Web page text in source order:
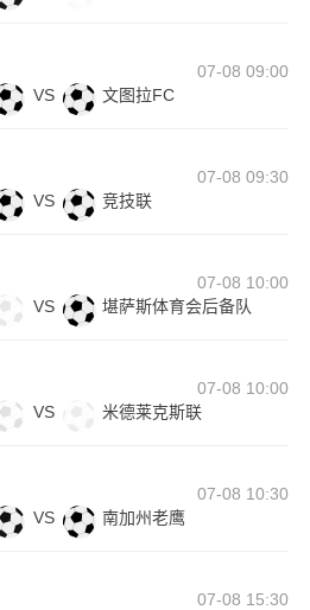
07-08 09:00
VS 文图拉FC
07-08 09:30
VS 竞技联
07-08 10:00
VS 堪萨斯体育会后备队
07-08 10:00
VS 米德莱克斯联
07-08 10:30
VS 南加州老鹰
07-08 15:30